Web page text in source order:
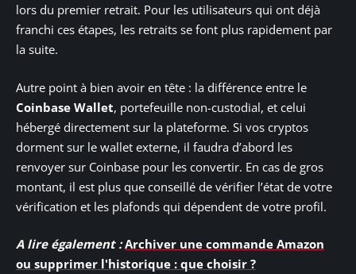
lors du premier retrait. Pour les utilisateurs qui ont déjà
franchi ces étapes, les retraits se font plus rapidement par
la suite.
Autre point à bien avoir en tête : la différence entre le
Coinbase Wallet, portefeuille non-custodial, et celui
hébergé directement sur la plateforme. Si vos cryptos
dorment sur le wallet externe, il faudra d’abord les
renvoyer sur Coinbase pour les convertir. En cas de gros
montant, il est plus que conseillé de vérifier l’état de votre
vérification et les plafonds qui dépendent de votre profil.
A lire également : Archiver une commande Amazon
ou supprimer l'historique : que choisir ?